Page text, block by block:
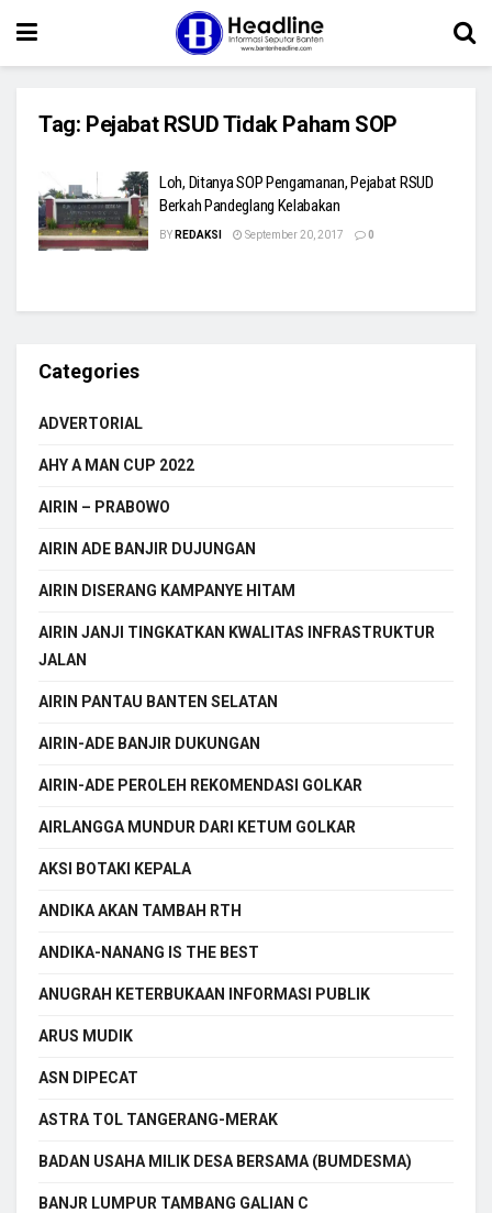
Tag: Pejabat RSUD Tidak Paham SOP
Loh, Ditanya SOP Pengamanan, Pejabat RSUD
Berkah Pandeglang Kelabakan
BY REDAKSI September 20, 2017 0
Categories
ADVERTORIAL
AHY A MAN CUP 2022
AIRIN – PRABOWO
AIRIN ADE BANJIR DUJUNGAN
AIRIN DISERANG KAMPANYE HITAM
AIRIN JANJI TINGKATKAN KWALITAS INFRASTRUKTUR
JALAN
AIRIN PANTAU BANTEN SELATAN
AIRIN-ADE BANJIR DUKUNGAN
AIRIN-ADE PEROLEH REKOMENDASI GOLKAR
AIRLANGGA MUNDUR DARI KETUM GOLKAR
AKSI BOTAKI KEPALA
ANDIKA AKAN TAMBAH RTH
ANDIKA-NANANG IS THE BEST
ANUGRAH KETERBUKAAN INFORMASI PUBLIK
ARUS MUDIK
ASN DIPECAT
ASTRA TOL TANGERANG-MERAK
BADAN USAHA MILIK DESA BERSAMA (BUMDESMA)
BANJR LUMPUR TAMBANG GALIAN C